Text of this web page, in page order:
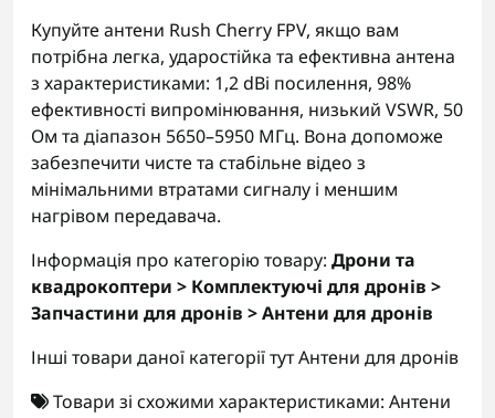
Купуйте антени Rush Cherry FPV, якщо вам
потрібна легка, ударостійка та ефективна антена
з характеристиками: 1,2 dBi посилення, 98%
ефективності випромінювання, низький VSWR, 50
Ом та діапазон 5650–5950 МГц. Вона допоможе
забезпечити чисте та стабільне відео з
мінімальними втратами сигналу і меншим
нагрівом передавача.
Інформація про категорію товару: Дрони та
квадрокоптери > Комплектуючі для дронів >
Запчастини для дронів > Антени для дронів
Інші товари даної категорії тутАнтени для дронів
Товари зі схожими характеристиками: Антени